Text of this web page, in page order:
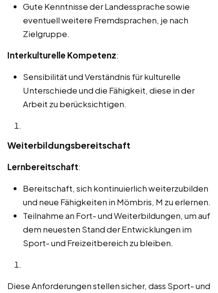
Gute Kenntnisse der Landessprache sowie
eventuell weitere Fremdsprachen, je nach
Zielgruppe.
Interkulturelle Kompetenz:
Sensibilität und Verständnis für kulturelle
Unterschiede und die Fähigkeit, diese in der
Arbeit zu berücksichtigen.
Weiterbildungsbereitschaft
Lernbereitschaft:
Bereitschaft, sich kontinuierlich weiterzubilden
und neue Fähigkeiten in Mömbris, M zu erlernen.
Teilnahme an Fort- und Weiterbildungen, um auf
dem neuesten Stand der Entwicklungen im
Sport- und Freizeitbereich zu bleiben.
Diese Anforderungen stellen sicher, dass Sport- und